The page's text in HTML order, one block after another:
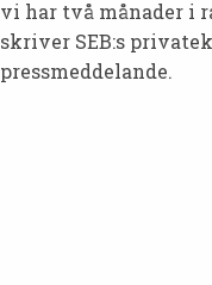
vi har två månader i
skriver SEB:s
pressmeddelande.